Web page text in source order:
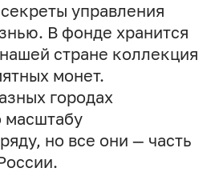
управления
В фонде хранится
стране коллекция
монет.
городах
масштабу
но все они — часть